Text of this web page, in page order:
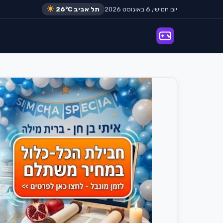
יום חמישי, 6 באוגוסט 2026 תל אביב 26°C